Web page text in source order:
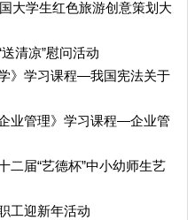
大学生红色旅游创意策划大
清凉”慰问活动
》学习课程—我国宪法关于
业管理》学习课程—企业管
二届“艺德杯”中小幼师生艺
工迎新年活动